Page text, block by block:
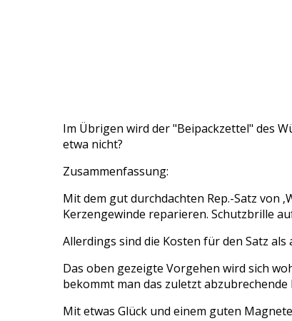
Im Übrigen wird der "Beipackzettel" des
etwa nicht?
Zusammenfassung:
Mit dem gut durchdachten Rep.-Satz von
Kerzengewinde reparieren. Schutzbrille
Allerdings sind die Kosten für den Satz
Das oben gezeigte Vorgehen wird sich
bekommt man das zuletzt
Mit etwas Glück und einem guten